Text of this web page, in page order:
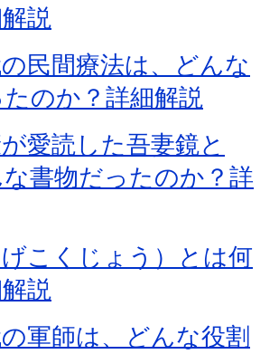
説
民間療法は、どんな
のか？詳細解説
愛読した吾妻鏡と
書物だったのか？詳
こくじょう）とは何
説
軍師は、どんな役割